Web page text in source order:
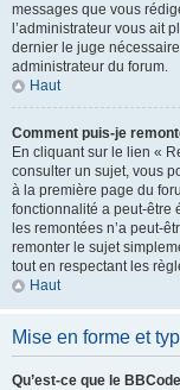
messages que vous
l’administrateur vous ait
dernier le juge
administrateur du forum.
Haut
Comment puis-je
En cliquant sur le lien «
consulter un sujet, vous
à la première page du
fonctionnalité a peut-être
les remontées n’a peut-
remonter le sujet
tout en respectant les
Haut
Mise en forme et
Qu’est-ce que le